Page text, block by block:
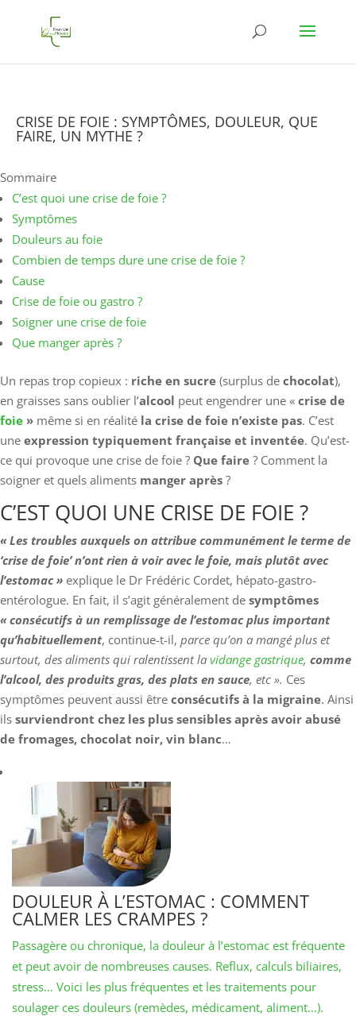
CRISE DE FOIE : SYMPTÔMES, DOULEUR, QUE
FAIRE, UN MYTHE ?
Sommaire
C’est quoi une crise de foie ?
Symptômes
Douleurs au foie
Combien de temps dure une crise de foie ?
Cause
Crise de foie ou gastro ?
Soigner une crise de foie
Que manger après ?
Un repas trop copieux : riche en sucre (surplus de chocolat),
en graisses sans oublier l’alcool peut engendrer une « crise de
foie » même si en réalité la crise de foie n’existe pas. C’est
une expression typiquement française et inventée. Qu’est-
ce qui provoque une crise de foie ? Que faire ? Comment la
soigner et quels aliments manger après ?
C’EST QUOI UNE CRISE DE FOIE ?
« Les troubles auxquels on attribue communément le terme de
‘crise de foie’ n’ont rien à voir avec le foie, mais plutôt avec
l’estomac » explique le Dr Frédéric Cordet, hépato-gastro-
entérologue. En fait, il s’agit généralement de symptômes
« consécutifs à un remplissage de l’estomac plus important
qu’habituellement, continue-t-il, parce qu’on a mangé plus et
surtout, des aliments qui ralentissent la vidange gastrique, comme
l’alcool, des produits gras, des plats en sauce, etc ». Ces
symptômes peuvent aussi être consécutifs à la migraine. Ainsi
ils surviendront chez les plus sensibles après avoir abusé
de fromages, chocolat noir, vin blanc…
DOULEUR À L’ESTOMAC : COMMENT
CALMER LES CRAMPES ?
Passagère ou chronique, la douleur à l’estomac est fréquente
et peut avoir de nombreuses causes. Reflux, calculs biliaires,
stress… Voici les plus fréquentes et les traitements pour
soulager ces douleurs (remèdes, médicament, aliment…).